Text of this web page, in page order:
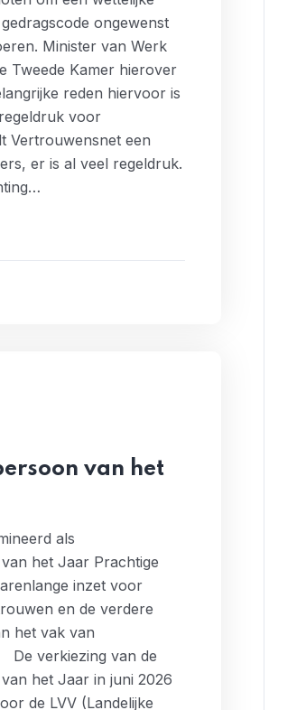
ongewenst
Minister van Werk
Tweede Kamer hierover
reden hiervoor is
voor
Vertrouwensnet een
er is al veel regeldruk.
van het
als
het Jaar Prachtige
inzet voor
en de verdere
het vak van
verkiezing van de
het Jaar in juni 2026
de LVV (Landelijke